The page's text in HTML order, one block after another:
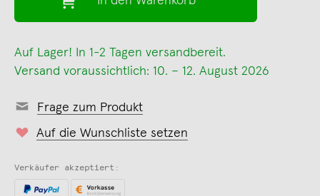
Auf Lager! In 1-2 Tagen versandbereit.
Versand voraussichtlich: 10. – 12. August 2026
Frage zum Produkt
Auf die Wunschliste setzen
Verkäufer akzeptiert: